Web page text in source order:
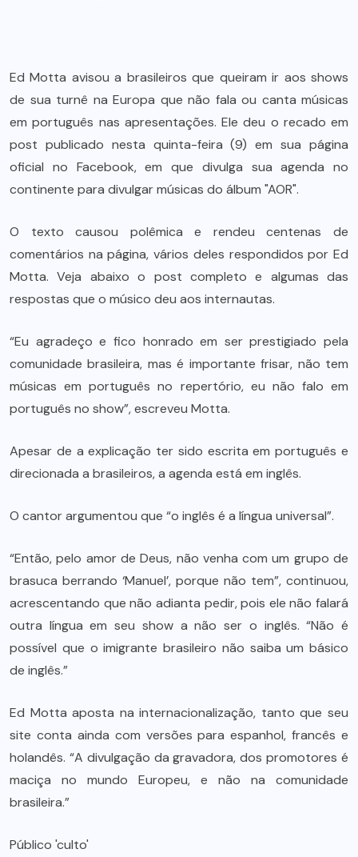
Ed Motta avisou a brasileiros que queiram ir aos shows
de sua turnê na Europa que não fala ou canta músicas
em português nas apresentações. Ele deu o recado em
post publicado nesta quinta-feira (9) em sua página
oficial no Facebook, em que divulga sua agenda no
continente para divulgar músicas do álbum "AOR".
O texto causou polêmica e rendeu centenas de
comentários na página, vários deles respondidos por Ed
Motta. Veja abaixo o post completo e algumas das
respostas que o músico deu aos internautas.
“Eu agradeço e fico honrado em ser prestigiado pela
comunidade brasileira, mas é importante frisar, não tem
músicas em português no repertório, eu não falo em
português no show”, escreveu Motta.
Apesar de a explicação ter sido escrita em português e
direcionada a brasileiros, a agenda está em inglês.
O cantor argumentou que “o inglês é a língua universal”.
“Então, pelo amor de Deus, não venha com um grupo de
brasuca berrando ‘Manuel’, porque não tem”, continuou,
acrescentando que não adianta pedir, pois ele não falará
outra língua em seu show a não ser o inglês. “Não é
possível que o imigrante brasileiro não saiba um básico
de inglês.”
Ed Motta aposta na internacionalização, tanto que seu
site conta ainda com versões para espanhol, francês e
holandês. “A divulgação da gravadora, dos promotores é
maciça no mundo Europeu, e não na comunidade
brasileira.”
Público 'culto'